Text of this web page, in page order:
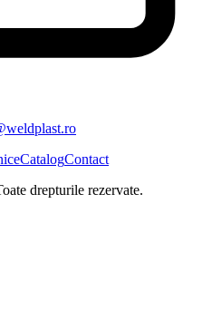
CatalogContact
drepturile rezervate.